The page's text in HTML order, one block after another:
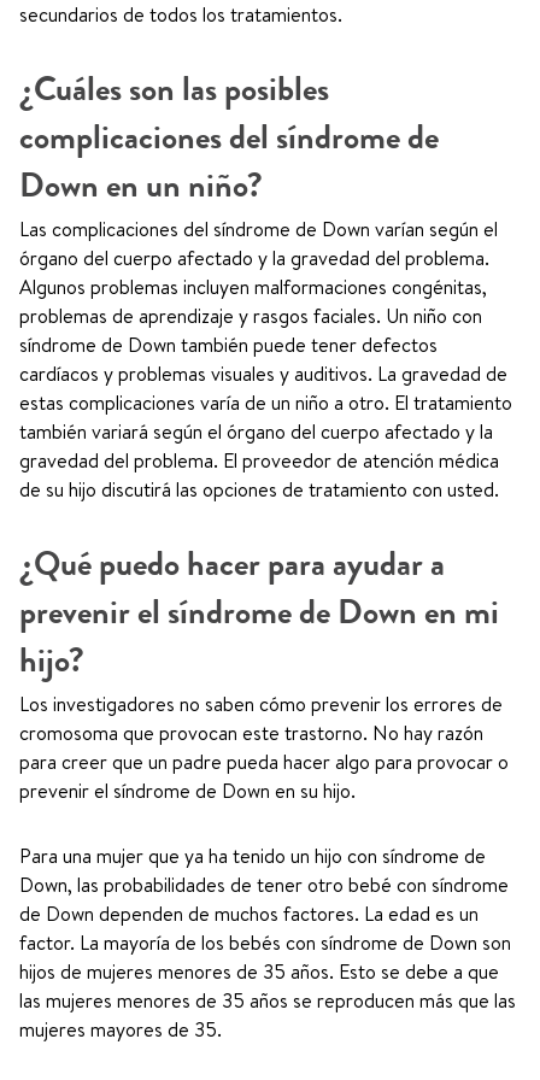
secundarios de todos los tratamientos.
¿Cuáles son las posibles
complicaciones del síndrome de
Down en un niño?
Las complicaciones del síndrome de Down varían según el
órgano del cuerpo afectado y la gravedad del problema.
Algunos problemas incluyen malformaciones congénitas,
problemas de aprendizaje y rasgos faciales. Un niño con
síndrome de Down también puede tener defectos
cardíacos y problemas visuales y auditivos. La gravedad de
estas complicaciones varía de un niño a otro. El tratamiento
también variará según el órgano del cuerpo afectado y la
gravedad del problema. El proveedor de atención médica
de su hijo discutirá las opciones de tratamiento con usted.
¿Qué puedo hacer para ayudar a
prevenir el síndrome de Down en mi
hijo?
Los investigadores no saben cómo prevenir los errores de
cromosoma que provocan este trastorno. No hay razón
para creer que un padre pueda hacer algo para provocar o
prevenir el síndrome de Down en su hijo.
Para una mujer que ya ha tenido un hijo con síndrome de
Down, las probabilidades de tener otro bebé con síndrome
de Down dependen de muchos factores. La edad es un
factor. La mayoría de los bebés con síndrome de Down son
hijos de mujeres menores de 35 años. Esto se debe a que
las mujeres menores de 35 años se reproducen más que las
mujeres mayores de 35.